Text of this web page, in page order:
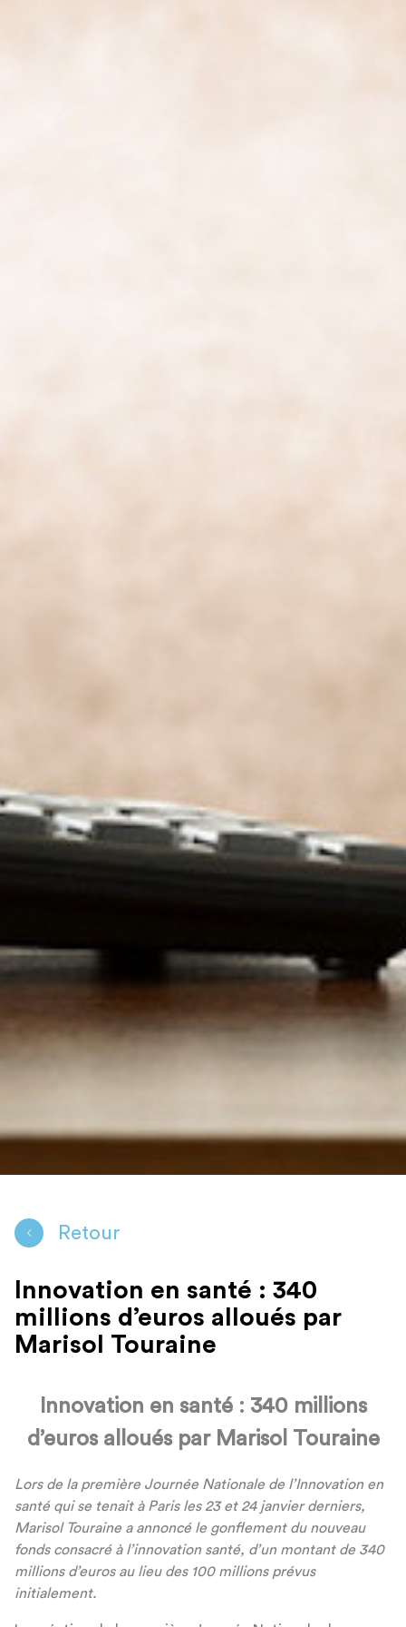
Retour
Innovation en santé : 340
millions d’euros alloués par
Marisol Touraine
Innovation en santé : 340 millions
d’euros alloués par Marisol Touraine
Lors de la première Journée Nationale de l’Innovation en
santé qui se tenait à Paris les 23 et 24 janvier derniers,
Marisol Touraine a annoncé le gonflement du nouveau
fonds consacré à l’innovation santé, d’un montant de 340
millions d’euros au lieu des 100 millions prévus
initialement.